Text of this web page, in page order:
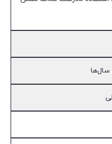
سال‌ها